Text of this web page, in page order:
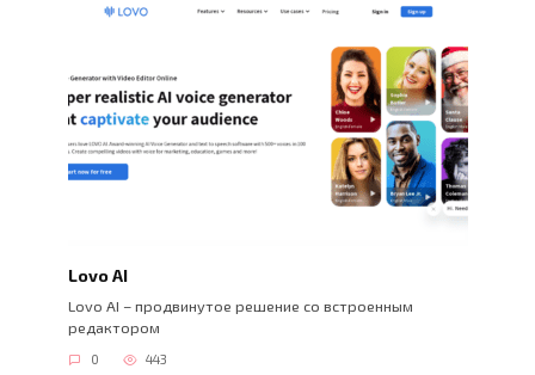
Lovo AI
Lovo AI – продвинутое решение со встроенным
редактором
0 443